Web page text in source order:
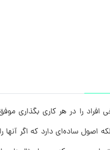
افراد را در هر کاری بگذاری
ساده‌ای دارد که اگر آنها